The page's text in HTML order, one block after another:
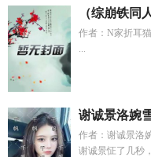
（综崩铁同
作者：N家折耳猫
...
谢诚景洛婉
作者：谢诚景洛
谢诚景怔了几秒